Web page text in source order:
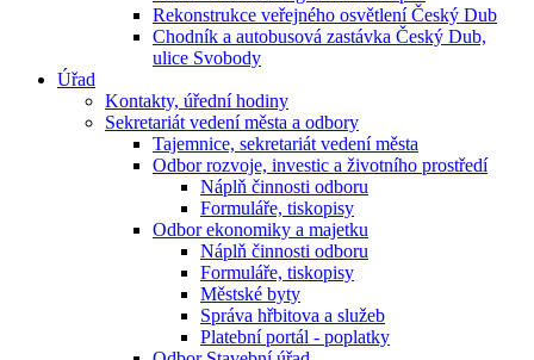
Rekonstrukce veřejného osvětlení Český Dub
Chodník a autobusová zastávka Český Dub,
ulice Svobody
Úřad
Kontakty, úřední hodiny
Sekretariát vedení města a odbory
Tajemnice, sekretariát vedení města
Odbor rozvoje, investic a životního prostředí
Náplň činnosti odboru
Formuláře, tiskopisy
Odbor ekonomiky a majetku
Náplň činnosti odboru
Formuláře, tiskopisy
Městské byty
Správa hřbitova a služeb
Platební portál - poplatky